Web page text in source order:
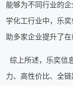
能够为不同行业的
学化工行业中，乐
助多家企业提升了在
综上所述，乐奕信
力、高性价比、全